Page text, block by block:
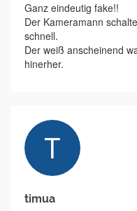
Ganz eindeutig fake!!
Der Kameramann
schnell.
Der weiß anscheinend
hinerher.
timua